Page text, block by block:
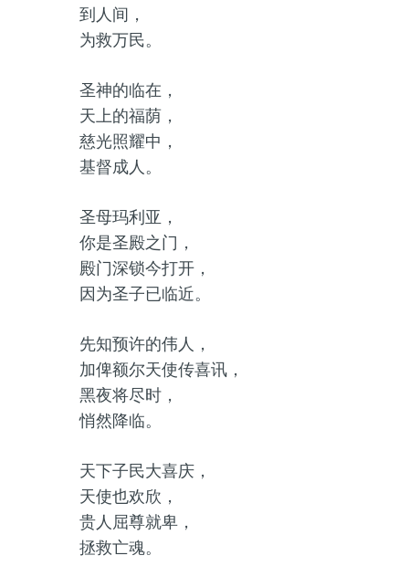
到人间，
为救万民。
圣神的临在，
天上的福荫，
慈光照耀中，
基督成人。
圣母玛利亚，
你是圣殿之门，
殿门深锁今打开，
因为圣子已临近。
先知预许的伟人，
加俾额尔天使传喜讯，
黑夜将尽时，
悄然降临。
天下子民大喜庆，
天使也欢欣，
贵人屈尊就卑，
拯救亡魂。